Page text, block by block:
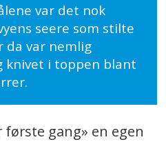
var det nok
seere som stilte
da var nemlig
knivet i toppen blant
gang» en egen